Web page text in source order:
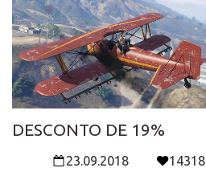
DESCONTO DE 19%
23.09.2018
14318